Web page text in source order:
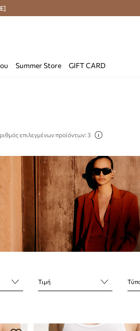
Answear Club
Summer Store GIFT CARD
επιλεγμένων προϊόντων: 3
Τιμή